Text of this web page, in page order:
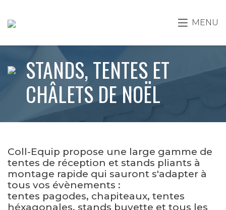
MENU
STANDS, TENTES ET
CHÂLETS DE NOËL
Coll-Equip propose une large gamme de
tentes de réception et stands pliants à
montage rapide qui sauront s'adapter à
tous vos évènements :
tentes pagodes, chapiteaux, tentes
héxagonales, stands buvette et tous les